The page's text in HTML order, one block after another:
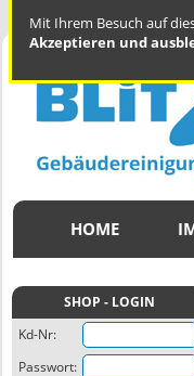
Mit Ihrem Besuch auf
Akzeptieren und
HOME
SHOP - LOGIN
Kd-Nr:
Passwort: